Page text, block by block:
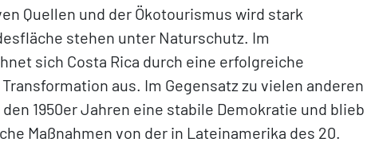
Quellen und der Ökotourismus wird stark
stehen unter Naturschutz. Im
sich Costa Rica durch eine erfolgreiche
aus. Im Gegensatz zu vielen anderen
1950er Jahren eine stabile Demokratie und blieb
Maßnahmen von der in Lateinamerika des 20.